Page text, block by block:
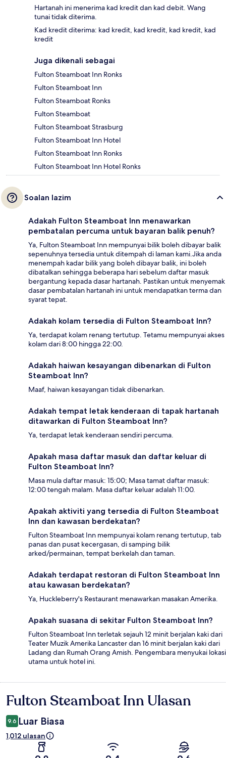
Hartanah ini menerima kad kredit dan kad debit. Wang
tunai tidak diterima.
Kad kredit diterima: kad kredit, kad kredit, kad kredit, kad
kredit
Juga dikenali sebagai
Fulton Steamboat Inn Ronks
Fulton Steamboat Inn
Fulton Steamboat Ronks
Fulton Steamboat
Fulton Steamboat Strasburg
Fulton Steamboat Inn Hotel
Fulton Steamboat Inn Ronks
Fulton Steamboat Inn Hotel Ronks
Soalan lazim
Adakah Fulton Steamboat Inn menawarkan
pembatalan percuma untuk bayaran balik penuh?
Ya, Fulton Steamboat Inn mempunyai bilik boleh dibayar balik
sepenuhnya tersedia untuk ditempah di laman kami.Jika anda
menempah kadar bilik yang boleh dibayar balik, ini boleh
dibatalkan sehingga beberapa hari sebelum daftar masuk
bergantung kepada dasar hartanah. Pastikan untuk menyemak
dasar pembatalan hartanah ini untuk mendapatkan terma dan
syarat tepat.
Adakah kolam tersedia di Fulton Steamboat Inn?
Ya, terdapat kolam renang tertutup. Tetamu mempunyai akses
kolam dari 8:00 hingga 22:00.
Adakah haiwan kesayangan dibenarkan di Fulton
Steamboat Inn?
Maaf, haiwan kesayangan tidak dibenarkan.
Adakah tempat letak kenderaan di tapak hartanah
ditawarkan di Fulton Steamboat Inn?
Ya, terdapat letak kenderaan sendiri percuma.
Apakah masa daftar masuk dan daftar keluar di
Fulton Steamboat Inn?
Masa mula daftar masuk: 15:00; Masa tamat daftar masuk:
12:00 tengah malam. Masa daftar keluar adalah 11:00.
Apakah aktiviti yang tersedia di Fulton Steamboat
Inn dan kawasan berdekatan?
Fulton Steamboat Inn mempunyai kolam renang tertutup, tab
panas dan pusat kecergasan, di samping bilik
arked/permainan, tempat berkelah dan taman.
Adakah terdapat restoran di Fulton Steamboat Inn
atau kawasan berdekatan?
Ya, Huckleberry's Restaurant menawarkan masakan Amerika.
Apakah suasana di sekitar Fulton Steamboat Inn?
Fulton Steamboat Inn terletak sejauh 12 minit berjalan kaki dari
Teater Muzik Amerika Lancaster dan 16 minit berjalan kaki dari
Ladang dan Rumah Orang Amish. Pengembara menyukai lokasi
utama untuk hotel ini.
Ulasan
Fulton Steamboat Inn Ulasan
9.6 Luar Biasa
1,012 ulasan